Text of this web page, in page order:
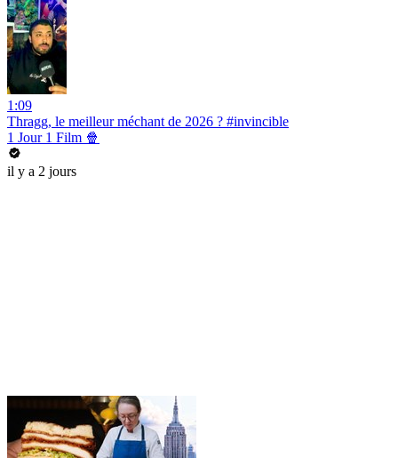
1:09
Thragg, le meilleur méchant de 2026 ? #invincible
1 Jour 1 Film 🍿
il y a 2 jours